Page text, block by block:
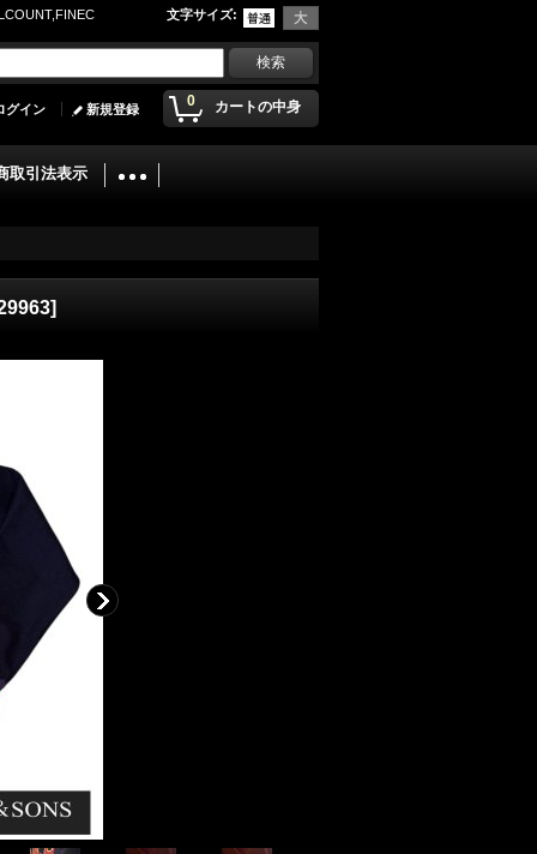
文字サイズ:
0 カートの中身
グイン 新規登録
取引法表示
]